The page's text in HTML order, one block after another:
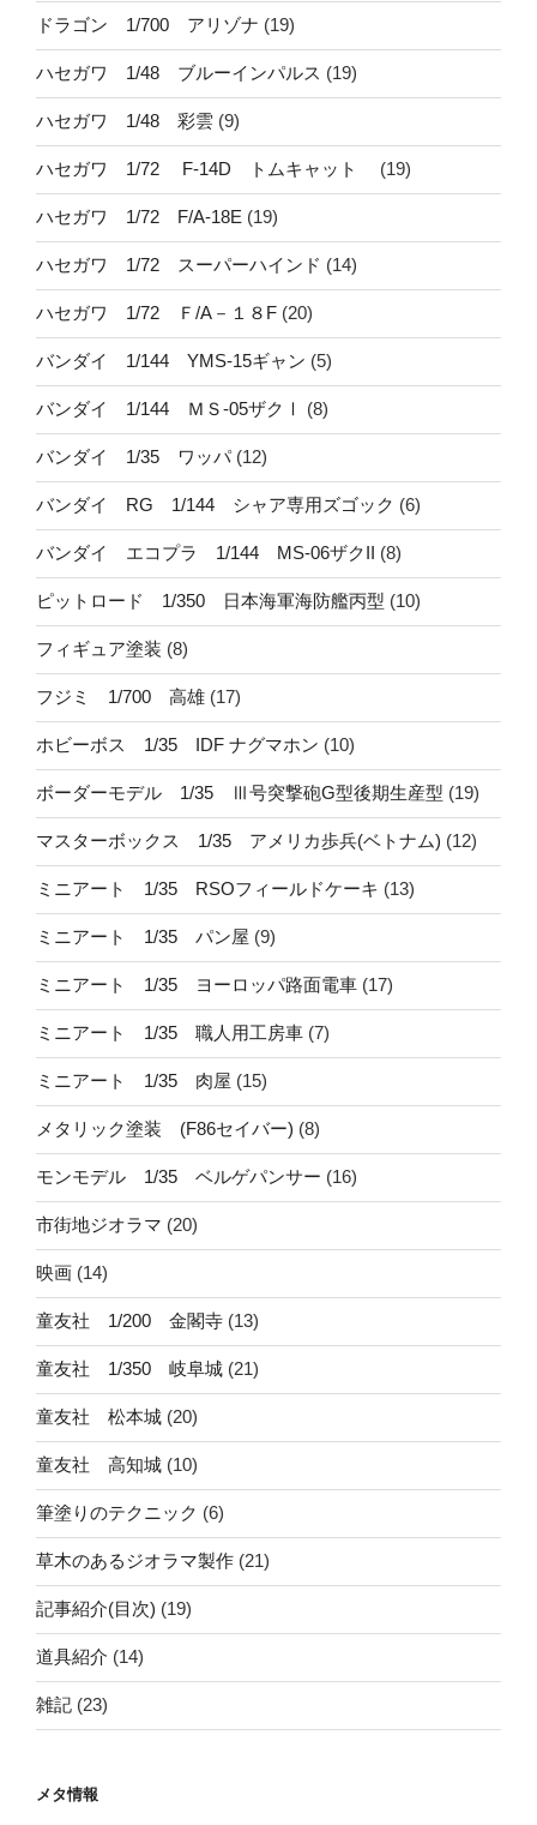
ドラゴン 1/700 アリゾナ (19)
ハセガワ 1/48 ブルーインパルス (19)
ハセガワ 1/48 彩雲 (9)
ハセガワ 1/72 F-14D トムキャット (19)
ハセガワ 1/72 F/A-18E (19)
ハセガワ 1/72 スーパーハインド (14)
ハセガワ 1/72 Ｆ/A－１８F (20)
バンダイ 1/144 YMS-15ギャン (5)
バンダイ 1/144 ＭＳ-05ザクⅠ (8)
バンダイ 1/35 ワッパ(12)
バンダイ RG 1/144 シャア専用ズゴック (6)
バンダイ エコプラ 1/144 MS-06ザクII (8)
ピットロード 1/350 日本海軍海防艦丙型 (10)
フィギュア塗装 (8)
フジミ 1/700 高雄 (17)
ホビーボス 1/35 IDF ナグマホン (10)
ボーダーモデル 1/35 Ⅲ号突撃砲G型後期生産型 (19)
マスターボックス 1/35 アメリカ歩兵(ベトナム) (12)
ミニアート 1/35 RSOフィールドケーキ (13)
ミニアート 1/35 パン屋 (9)
ミニアート 1/35 ヨーロッパ路面電車 (17)
ミニアート 1/35 職人用工房車 (7)
ミニアート 1/35 肉屋 (15)
メタリック塗装 (F86セイバー) (8)
モンモデル 1/35 ベルゲパンサー (16)
市街地ジオラマ (20)
映画 (14)
童友社 1/200 金閣寺 (13)
童友社 1/350 岐阜城 (21)
童友社 松本城 (20)
童友社 高知城 (10)
筆塗りのテクニック (6)
草木のあるジオラマ製作 (21)
記事紹介(目次) (19)
道具紹介 (14)
雑記 (23)
メタ情報